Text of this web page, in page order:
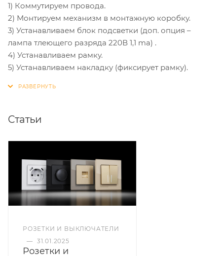
1) Коммутируем провода.
2) Монтируем механизм в монтажную коробку.
3) Устанавливаем блок подсветки (доп. опция –
лампа тлеющего разряда 220В 1,1 ma) .
4) Устанавливаем рамку.
5) Устанавливаем накладку (фиксирует рамку).
Статьи
РОЗЕТКИ И ВЫКЛЮЧАТЕЛИ
— 31.01.2025
Розетки и